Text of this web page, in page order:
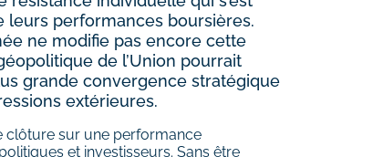
leurs performances boursières.
ne modifie pas encore cette
de l’Union pourrait
grande convergence stratégique
extérieures.
clôture sur une performance
et investisseurs. Sans être